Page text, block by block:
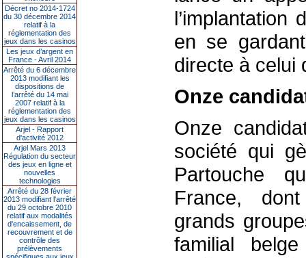
Décret no 2014-1724
du 30 décembre 2014
relatif à la
réglementation des
jeux dans les casinos
Les jeux d’argent en
France - Avril 2014
Arrêté du 6 décembre
2013 modifiant les
dispositions de
l’arrêté du 14 mai
2007 relatif à la
réglementation des
jeux dans les casinos
Arjel - Rapport
d'activité 2012
Arjel Mars 2013
Régulation du secteur
des jeux en ligne et
nouvelles
technologies
Arrêté du 28 février
2013 modifiant l'arrêté
du 29 octobre 2010
relatif aux modalités
d'encaissement, de
recouvrement et de
contrôle des
prélèvements
en se
directe à celui
Onze
Onze
société qui
Partouche
France, dont
grands
familial